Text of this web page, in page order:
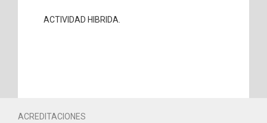
ACTIVIDAD HIBRIDA.
ACREDITACIONES